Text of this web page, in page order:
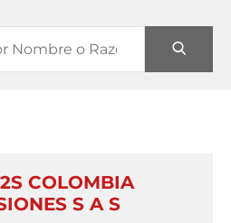
COLOMBIA
S A S